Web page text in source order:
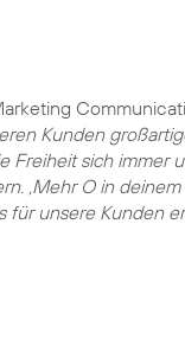
Kunden
Freiheit sich immer
‚Mehr O in
unsere Kunden